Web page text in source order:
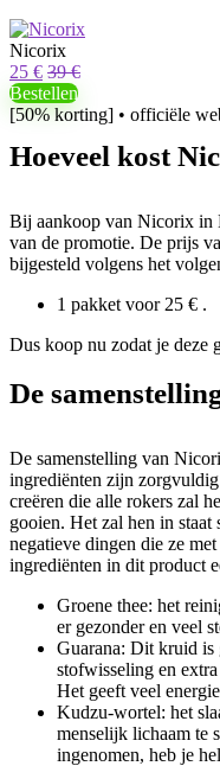
Nicorix
25 € 39 €
Bestellen
[50% korting] • officiële
Hoeveel kost
Bij aankoop van Nicorix in
van de promotie. De prijs
bijgesteld volgens het
1 pakket voor 25 € .
Dus koop nu zodat je deze
De
De samenstelling van
ingrediënten zijn
creëren die alle rokers zal
gooien. Het zal hen in staat
negatieve dingen die ze
ingrediënten in dit product
Groene thee: het
er gezonder en veel
Guarana: Dit kruid is
stofwisseling en
Het geeft veel
Kudzu-wortel: het
menselijk lichaam te
ingenomen, heb je